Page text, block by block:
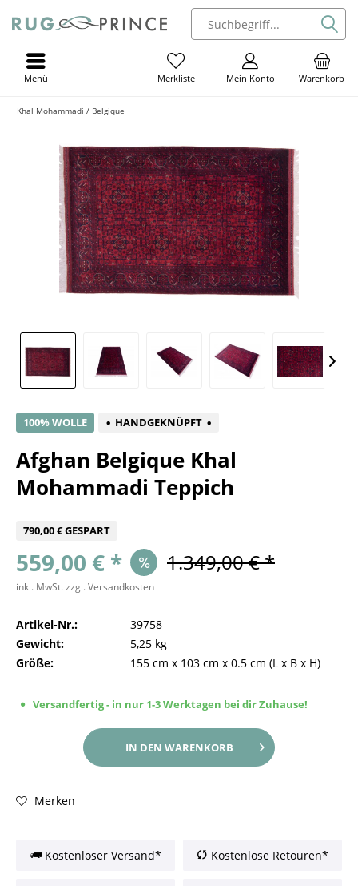
Warenkorb
Mein Konto
Merkliste
Menü
Khal Mohammadi / Belgique
100% WOLLE HANDGEKNÜPFT
Afghan Belgique Khal
Mohammadi Teppich
790,00 € GESPART
559,00 € * 1.349,00 € *
inkl. MwSt.zzgl. Versandkosten
Artikel-Nr.:
39758
Gewicht:
5,25 kg
Größe:
155 cm x 103 cm x 0.5 cm (L x B x H)
Versandfertig - in nur 1-3 Werktagen bei dir Zuhause!
IN DEN WARENKORB
Merken
Kostenloser Versand* Kostenlose Retouren*